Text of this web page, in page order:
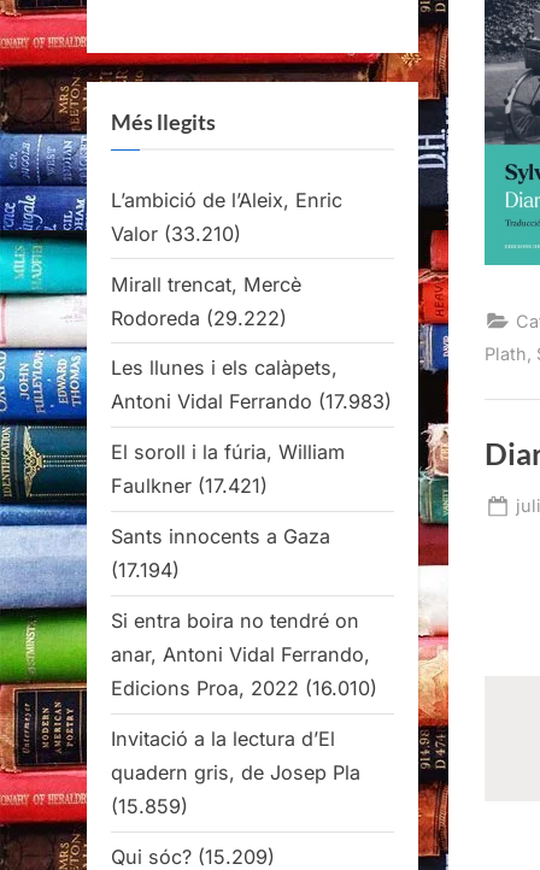
Plath,
Més llegits
L’ambició de l’Aleix, Enric
Valor (33.210)
Mirall trencat, Mercè
Rodoreda (29.222)
Les llunes i els calàpets,
Antoni Vidal Ferrando (17.983)
El soroll i la fúria, William
Faulkner (17.421)
Sants innocents a Gaza
(17.194)
Si entra boira no tendré on
anar, Antoni Vidal Ferrando,
Edicions Proa, 2022 (16.010)
Invitació a la lectura d’El
quadern gris, de Josep Pla
(15.859)
Qui sóc? (15.209)